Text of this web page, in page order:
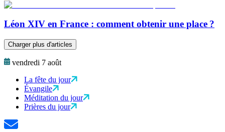
Léon XIV en France : comment obtenir une place ?
Charger plus d'articles
vendredi 7 août
La fête du jour
Évangile
Méditation du jour
Prières du jour